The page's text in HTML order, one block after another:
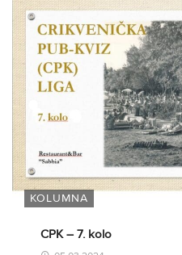
KOLUMNA
CPK – 7. kolo